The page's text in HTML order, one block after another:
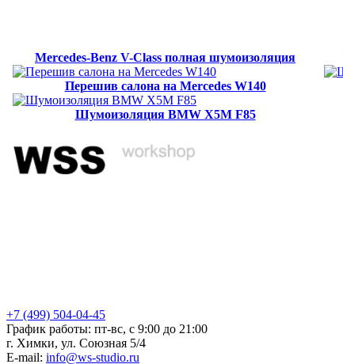
Mercedes-Benz V-Class полная шумоизоляция
Перешив салона на Mercedes W140
Шумоизоляция BMW X5M F85
+7 (499) 504-04-45
График работы: пт-вс, с 9:00 до 21:00
г. Химки, ул. Союзная 5/4
E-mail: info@ws-studio.ru